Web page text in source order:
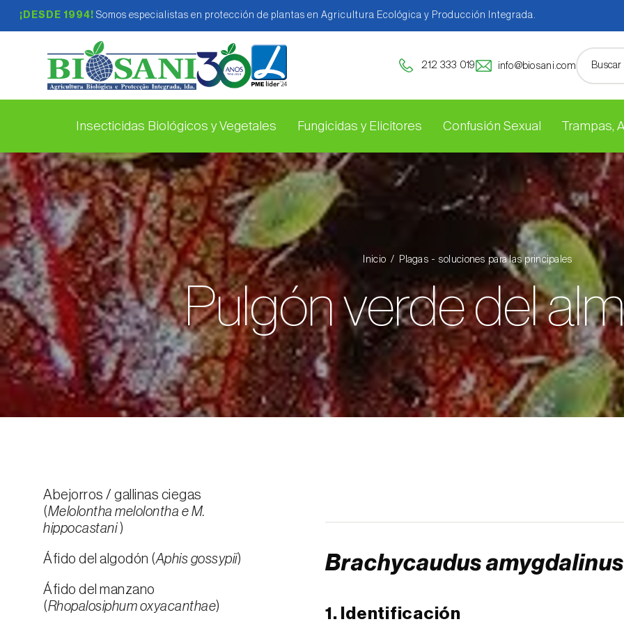
¡DESDE 1994! Somos especialistas en protección de plantas en Agricultura Ecológica y Producción Integrada.
212 333 019 info@biosani.com
Insecticidas Biológicos y Vegetales Fungicidas y Elicitores Confusión Sexual Trampas,
Inicio Plagas - soluciones para las principales
Pulgón verde del
Abejorros / gallinas ciegas
(Melolontha melolontha e M.
hippocastani )
Áfido del algodón (Aphis gossypii)
Áfido del manzano
(Rhopalosiphum oxyacanthae)
Brachycaudus
1. Identificación